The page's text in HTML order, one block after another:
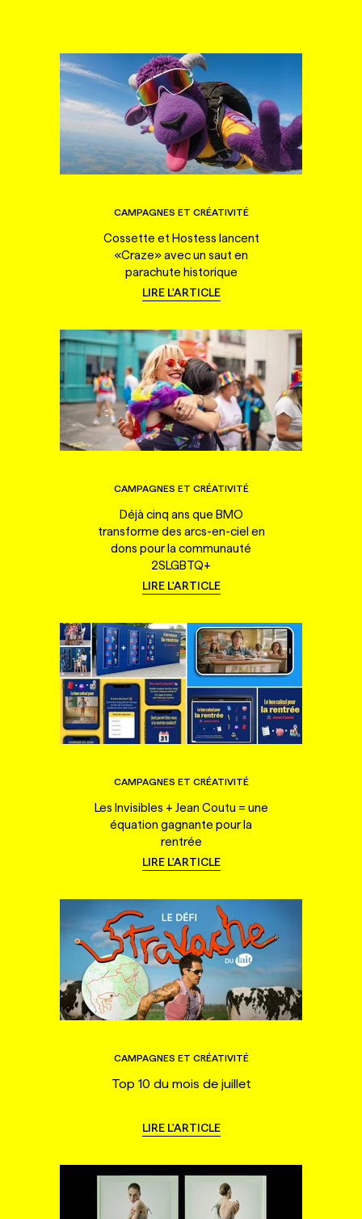
CAMPAGNES ET CRÉATIVITÉ
Cossette et Hostess lancent
«Craze» avec un saut en
parachute historique
LIRE L'ARTICLE
CAMPAGNES ET CRÉATIVITÉ
Déjà cinq ans que BMO
transforme des arcs-en-ciel en
dons pour la communauté
2SLGBTQ+
LIRE L'ARTICLE
CAMPAGNES ET CRÉATIVITÉ
Les Invisibles + Jean Coutu = une
équation gagnante pour la
rentrée
LIRE L'ARTICLE
CAMPAGNES ET CRÉATIVITÉ
Top 10 du mois de juillet
LIRE L'ARTICLE